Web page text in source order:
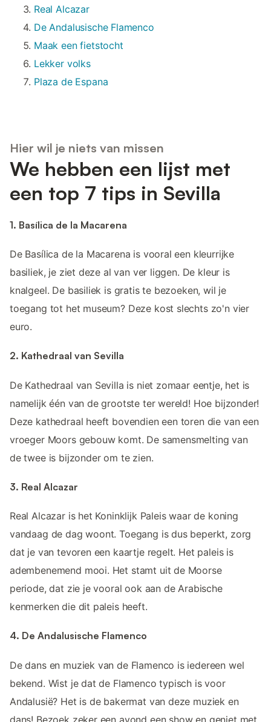
Real Alcazar
De Andalusische Flamenco
Maak een fietstocht
Lekker volks
Plaza de Espana
Hier wil je niets van missen
We hebben een lijst met
een top 7 tips in Sevilla
1. Basílica de la Macarena
De Basílica de la Macarena is vooral een kleurrijke
basiliek, je ziet deze al van ver liggen. De kleur is
knalgeel. De basiliek is gratis te bezoeken, wil je
toegang tot het museum? Deze kost slechts zo'n vier
euro.
2. Kathedraal van Sevilla
De Kathedraal van Sevilla is niet zomaar eentje, het is
namelijk één van de grootste ter wereld! Hoe bijzonder!
Deze kathedraal heeft bovendien een toren die van een
vroeger Moors gebouw komt. De samensmelting van
de twee is bijzonder om te zien.
3. Real Alcazar
Real Alcazar is het Koninklijk Paleis waar de koning
vandaag de dag woont. Toegang is dus beperkt, zorg
dat je van tevoren een kaartje regelt. Het paleis is
adembenemend mooi. Het stamt uit de Moorse
periode, dat zie je vooral ook aan de Arabische
kenmerken die dit paleis heeft.
4. De Andalusische Flamenco
De dans en muziek van de Flamenco is iedereen wel
bekend. Wist je dat de Flamenco typisch is voor
Andalusië? Het is de bakermat van deze muziek en
dans! Bezoek zeker een avond een show en geniet met